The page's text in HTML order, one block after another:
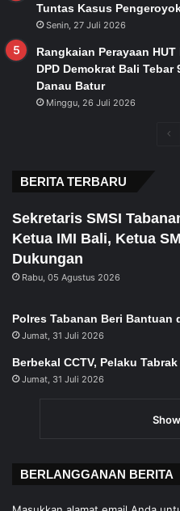
Tuntas Kasus
Senin, 27 Juli 2026
Rangkaian Perayaan
DPD Demokrat Bali
Danau Batur
Minggu, 26 Juli 2026
BERITA TERBARU
Sekretaris SMSI
Ketua IMI Bali, Ketua
Dukungan
Rabu, 05 Agustus 2026
Polres Tabanan Beri
Jumat, 31 Juli 2026
Berbekal CCTV, Pelaku
Jumat, 31 Juli 2026
BERLANGGANAN BERITA